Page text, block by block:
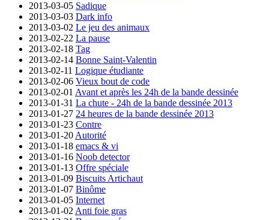
2013-03-05 Sadique
2013-03-03 Dark info
2013-03-02 Le jeu des animaux
2013-02-22 La pause
2013-02-18 Tag
2013-02-14 Bonne Saint-Valentin
2013-02-11 Logique étudiante
2013-02-06 Vieux bout de code
2013-02-01 Avant et après les 24h de la bande dessinée
2013-01-31 La chute - 24h de la bande dessinée 2013
2013-01-27 24 heures de la bande dessinée 2013
2013-01-23 Contre
2013-01-20 Autorité
2013-01-18 emacs & vi
2013-01-16 Noob detector
2013-01-13 Offre spéciale
2013-01-09 Biscuits Artichaut
2013-01-07 Binôme
2013-01-05 Internet
2013-01-02 Anti foie gras